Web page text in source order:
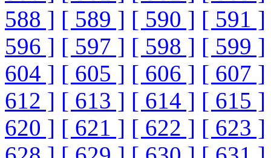
588 ] [ 589 ] [ 590 ] [ 591 ]
596 ] [ 597 ] [ 598 ] [ 599 ]
604 ] [ 605 ] [ 606 ] [ 607 ]
612 ] [ 613 ] [ 614 ] [ 615 ]
620 ] [ 621 ] [ 622 ] [ 623 ]